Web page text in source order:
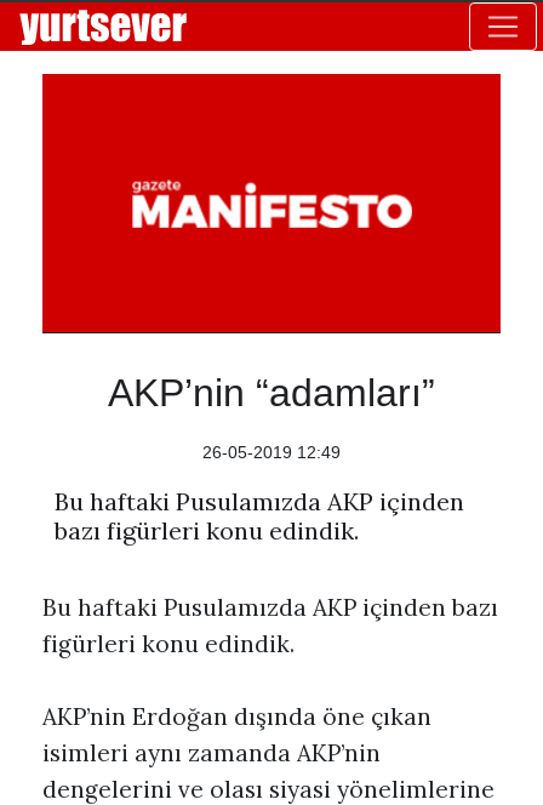
AKP’nin “adamları”
26-05-2019 12:49
Bu haftaki Pusulamızda AKP içinden
bazı figürleri konu edindik.
Bu haftaki Pusulamızda AKP içinden bazı
figürleri konu edindik.
AKP’nin Erdoğan dışında öne çıkan
isimleri aynı zamanda AKP’nin
dengelerini ve olası siyasi yönelimlerine